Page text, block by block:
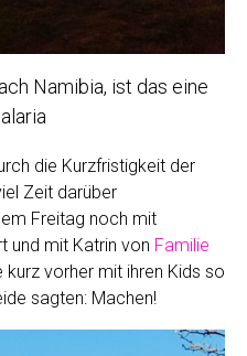
Namibia, ist das eine
die Kurzfristigkeit der
Zeit darüber
Freitag noch mit
und mit Katrin von Familie
kurz vorher mit ihren Kids so
sagten: Machen!